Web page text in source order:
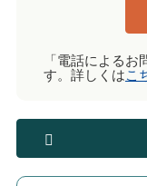
「電話による
す。詳しくはこ